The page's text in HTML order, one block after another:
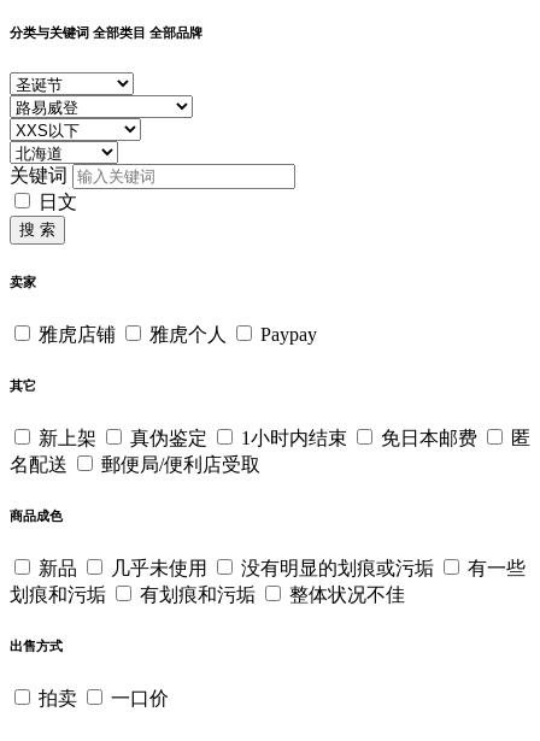
分类与关键词 全部类目 全部品牌
关键词
日文
搜 索
卖家
雅虎店铺 雅虎个人 Paypay
其它
新上架 真伪鉴定 1小时内结束 免日本邮费
匿
名配送
郵便局/便利店受取
商品成色
新品 几乎未使用 没有明显的划痕或污垢
有一些
划痕和污垢
有划痕和污垢 整体状况不佳
出售方式
拍卖 一口价